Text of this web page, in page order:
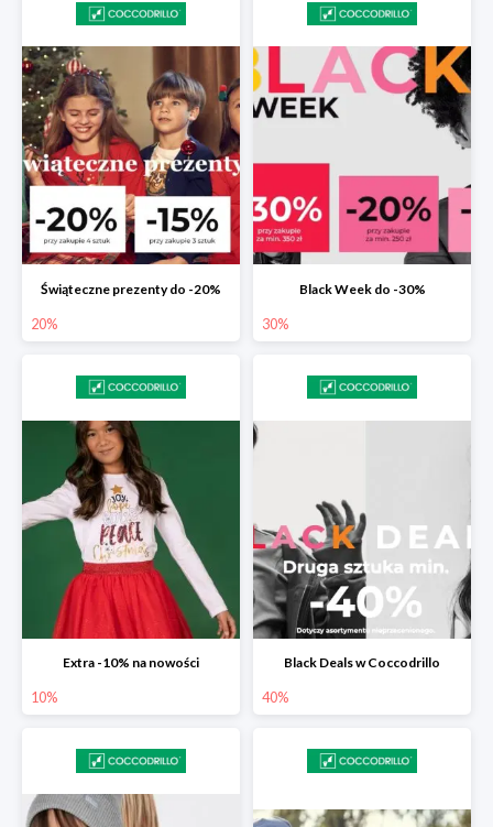
Świąteczne prezenty do -20%
20%
Black Week do -30%
30%
Extra -10% na nowości
10%
Black Deals w Coccodrillo
40%